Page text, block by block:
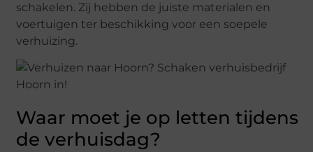
schakelen. Zij hebben de juiste materialen en
voertuigen ter beschikking voor een soepele
verhuizing.
Waar moet je op letten tijdens
de verhuisdag?